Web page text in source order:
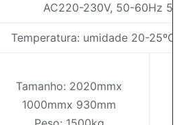
AC220-230V, 50-60Hz
Temperatura: umidade 20-25ºC:
Tamanho: 2020mmx
1000mmx 930mm